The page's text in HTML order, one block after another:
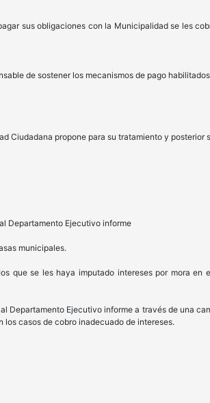
sus obligaciones con la Municipalidad se les
de sostener los mecanismos de pago
Ciudadana propone para su tratamiento y posterior
Departamento Ejecutivo informe
municipales.
que se les haya imputado intereses por mora
Departamento Ejecutivo informe a través de una
casos de cobro inadecuado de intereses.